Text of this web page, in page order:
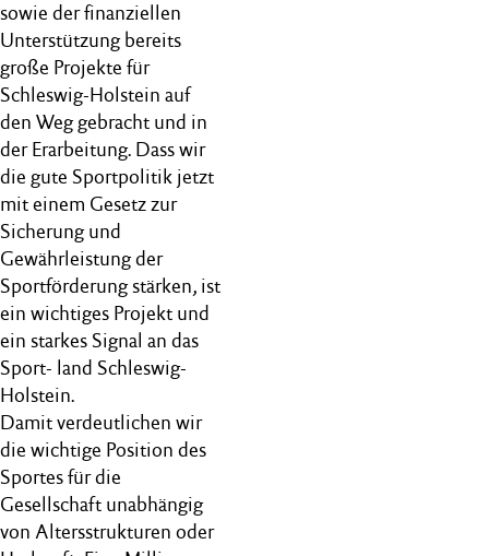
sowie der finanziellen
Unterstützung bereits
große Projekte für
Schleswig-Holstein auf
den Weg gebracht und in
der Erarbeitung. Dass wir
die gute Sportpolitik jetzt
mit einem Gesetz zur
Sicherung und
Gewährleistung der
Sportförderung stärken, ist
ein wichtiges Projekt und
ein starkes Signal an das
Sport- land Schleswig-
Holstein.
Damit verdeutlichen wir
die wichtige Position des
Sportes für die
Gesellschaft unabhängig
von Altersstrukturen oder